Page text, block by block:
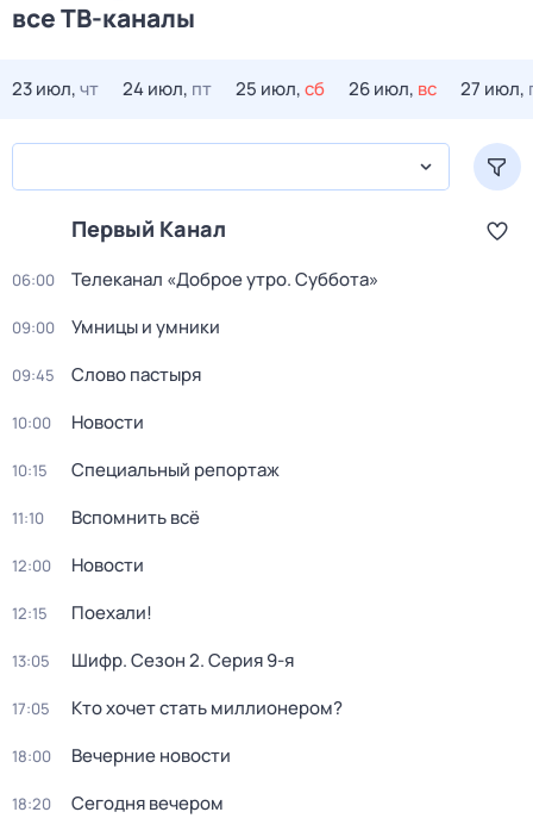
все ТВ-каналы
23 июл,чт 24 июл, пт 25 июл,сб 26 июл, вс 27 июл,
Первый Канал
06:00 Телеканал «Доброе утро. Суббота»
09:00 Умницы и умники
09:45 Слово пастыря
10:00 Новости
10:15 Специальный репортаж
11:10 Вспомнить всё
12:00 Новости
12:15 Поехали!
13:05 Шифр. Сезон 2. Серия 9-я
17:05 Кто хочет стать миллионером?
18:00 Вечерние новости
18:20 Сегодня вечером